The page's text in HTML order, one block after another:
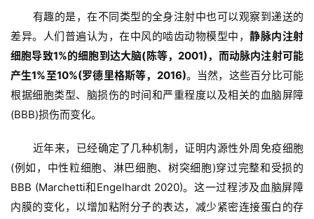
有趣的是，在不同类型的全身注射中也可以观察到递送的
差异。人们普遍认为，在中风的啮齿动物模型中， 静脉内注射
细胞导致1%的细胞到达大脑(陈等，2001)，而动脉内注射可能
产生1%至10%(罗德里格斯等，2016)。当然，这些百分比可能
根据细胞类型、脑损伤的时间和严重程度以及相关的血脑屏障
(BBB)损伤而变化。
近年来，已经确定了几种机制，证明内源性外周免疫细胞
(例如，中性粒细胞、淋巴细胞、树突细胞)穿过完整和受损的
BBB (Marchetti和Engelhardt 2020)。这一过程涉及血脑屏障
内膜的变化，以增加粘附分子的表达，减少紧密连接蛋白的存